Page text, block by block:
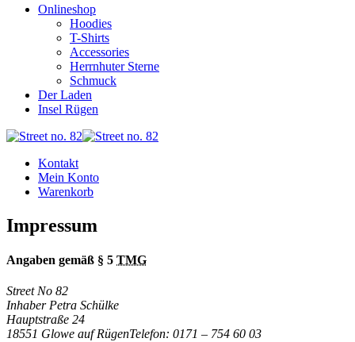
Onlineshop
Hoodies
T-Shirts
Accessories
Herrnhuter Sterne
Schmuck
Der Laden
Insel Rügen
Kontakt
Mein Konto
Warenkorb
Impressum
Angaben gemäß § 5 TMG
Street No 82
Inhaber Petra Schülke
Hauptstraße 24
18551 Glowe auf RügenTelefon: 0171 – 754 60 03